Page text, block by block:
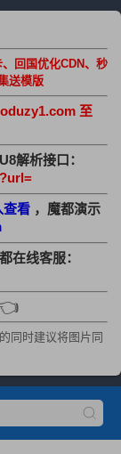
回国优化CDN、秒
送模版
至
解析接口：
查看 ，魔都演示
在线客服：
同时建议将图片同